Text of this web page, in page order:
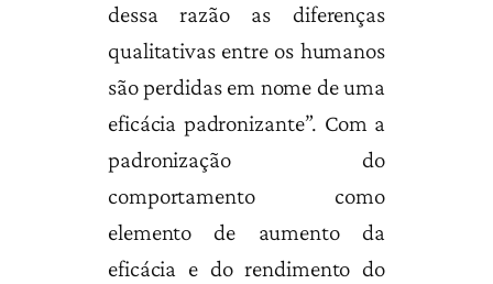
dessa razão as diferenças
qualitativas entre os humanos
são perdidas em nome de uma
eficácia padronizante”. Com a
padronização do
comportamento como
elemento de aumento da
eficácia e do rendimento do